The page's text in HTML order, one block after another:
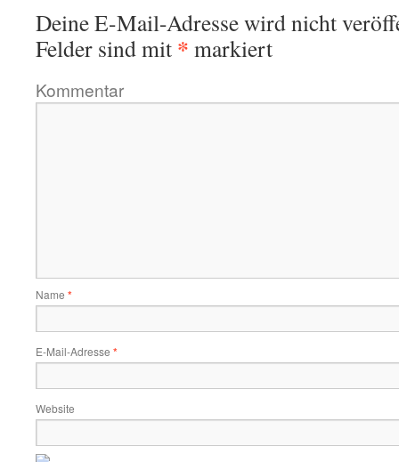
Deine E-Mail-Adresse wird nicht
Felder sind mit * markiert
Kommentar
Name *
E-Mail-Adresse *
Website